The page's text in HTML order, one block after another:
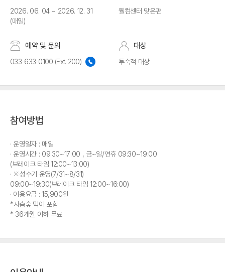
2026. 06. 04 ~ 2026. 12. 31
(매일)
웰컴센터 맞은편
예약 및 문의
033-633-0100 (Ext. 200)
대상
투숙객 대상
참여방법
운영일자 : 매일
운영시간 : 09:30~17:00 , 금~일/연휴 09:30~19:00
(브레이크 타임 12:00~13:00)
※성수기 운영(7/31~8/31)
09:00~19:30(브레이크 타임 12:00~16:00)
이용요금 : 15,900원
*사슴숲 먹이 포함
* 36개월 이하 무료